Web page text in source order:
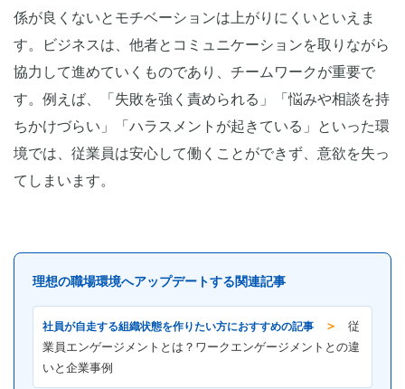
係が良くないとモチベーションは上がりにくいといえま
す。ビジネスは、他者とコミュニケーションを取りながら
協力して進めていくものであり、チームワークが重要で
す。例えば、「失敗を強く責められる」「悩みや相談を持
ちかけづらい」「ハラスメントが起きている」といった環
境では、従業員は安心して働くことができず、意欲を失っ
てしまいます。
理想の職場環境へアップデートする関連記事
社員が自走する組織状態を作りたい方におすすめの記事 ＞
従
業員エンゲージメントとは？ワークエンゲージメントとの違
いと企業事例